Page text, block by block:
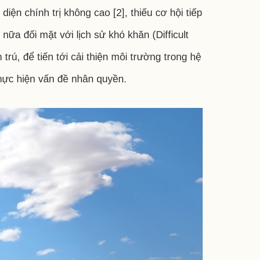
chính trị không cao [2], thiếu cơ hội tiếp
đối mặt với lịch sử khó khăn (Difficult
trú, để tiến tới cải thiện môi trường trong hệ
hiện vấn đề nhân quyền.